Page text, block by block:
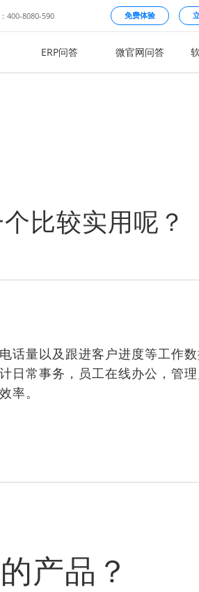
400-8080-590 免费体验
ERP问答 微官网问答
比较实用呢？
话量以及跟进客户进度等工作
日常事务，员工在线办公，管
率。
产品？